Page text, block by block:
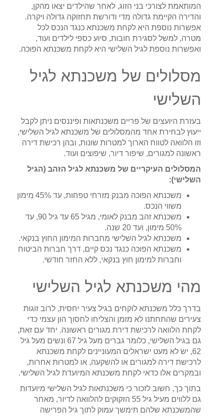
המותאמת לצורכי בני הזוג, לאחר שהילדים יצאו מהקן,
והדירה הקיימת גדולה מדי ודורשת תחזוקה גדולה ויקרה.
אפשרות נוספת היא לקחת משכנתא כנגד הנכס לכל
מטרה, למשל לסגירת חובות, סיוע כספי לילדים ועוד,
ואפשרות נוספת לגיל השלישי היא לקחת משכנתא הפוכה.
מסלולים של משכנתא לגיל
השלישי
בעזרת היועצים של פריים משכנתאות ופיננסים ניתן לקבל
ייעוץ לבחירת אחד מהמסלולים של משכנתא לגיל השלישי,
וזו הלוואה לטווח הארוך למטרות שונות, ובהן רכישת דירה
ראשונה למגורים, שיפור דיור, שיפוצים ועוד.
המסלולים העיקריים של משכנתא לגיל הזהב (הגיל
השלישי):
משכנתא הפוכה מבנק מזרחי טפחות, עד 45% מימון
משווי הנכס.
משכנתא זהב מבנק לאומי, מגיל 65 עד גיל 90, עד
50% מימון, ועד 20 שנה.
משכנתא לגיל השלישי מחברות המימון החוץ בנקאי.
משכנתא הפוכה כנגד נכס קיים, דרך חברות הביטוח
וחברות למימון חוץ בנקאי, ללא החזר חודשי.
מהי משכנתא לגיל השלישי
בדרך כלל משכנתא לוקחים בגיל צעיר יחסית, לרוב זוגות
צעירים שהתחתנו לא מזמן והצליחו לחסוך הון עצמי כדי
לקחת הלוואה לרכישת דירת מגורים ראשונה. יחד עם זאת,
גם בגיל השלישי, כלומר גברים מעל גיל 67 ונשים מעל גיל
62, יש לא מעט ישראלים המעוניינים לקחת משכנתא
לרכישת דירה למגורים או להשקעה, או למטרות אחרות,
ובמקרים אלו כדאי לקחת משכנתא המיועדת לגיל השלישי.
בתוך כך, חשוב לזכור כי משכנתאות לגיל השלישי מיועדות
גם ללווים מעיל גיל 55 הזקוקים להלוואה לדיור, מאחר
שהמשכנתא שלהם תימשך עמוק לתוך גיל הפרישה